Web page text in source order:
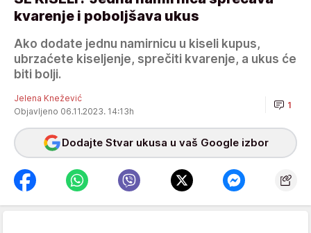
kvarenje i poboljšava ukus
Ako dodate jednu namirnicu u kiseli kupus,
ubrzaćete kiseljenje, sprečiti kvarenje, a ukus će
biti bolji.
Jelena Knežević
Objavljeno 06.11.2023. 14:13h
1
Dodajte Stvar ukusa u vaš Google izbor